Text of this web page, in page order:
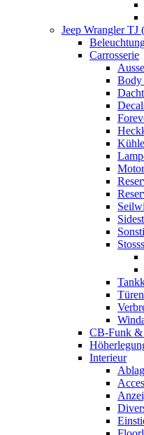
Jeep Wrangler TJ
Carrosserie
Body
CB-Funk &
Interieur